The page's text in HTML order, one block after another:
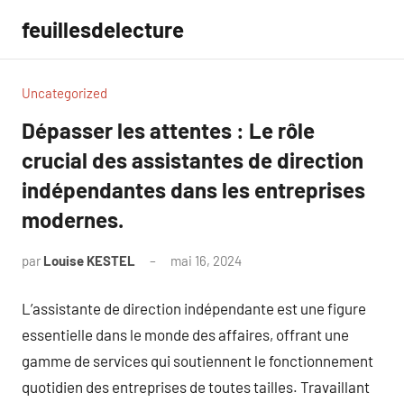
contenu
feuillesdelecture
Uncategorized
Dépasser les attentes : Le rôle
crucial des assistantes de direction
indépendantes dans les entreprises
modernes.
par Louise KESTEL mai 16, 2024
L’assistante de direction indépendante est une figure
essentielle dans le monde des affaires, offrant une
gamme de services qui soutiennent le fonctionnement
quotidien des entreprises de toutes tailles. Travaillant